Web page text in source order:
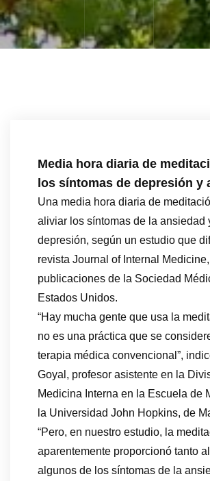
Media hora diaria de
los síntomas de depresión y
Una media hora diaria de
aliviar los síntomas de la ansiedad
depresión, según un estudio que
revista Journal of Internal
publicaciones de la Sociedad
Estados Unidos.
“Hay mucha gente que usa la
no es una práctica que se
terapia médica convencional”,
Goyal, profesor asistente en la
Medicina Interna en la Escuela de
la Universidad John Hopkins, de
“Pero, en nuestro estudio, la
aparentemente proporcionó tanto
algunos de los síntomas de la